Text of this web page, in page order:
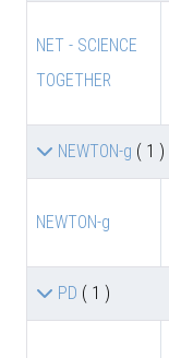
NET - SCIENCE
TOGETHER
NEWTON-g ( 1 )
NEWTON-g
PD ( 1 )